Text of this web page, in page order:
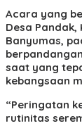
Acara yang
Desa
Banyumas,
saat yang
kebangsaan
“Peringatan
rutinitas